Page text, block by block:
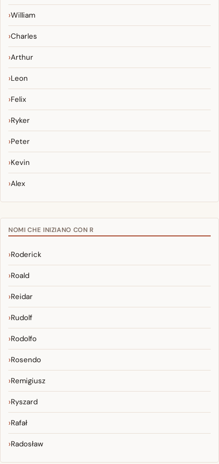
William
Charles
Arthur
Leon
Felix
Ryker
Peter
Kevin
Alex
NOMI CHE INIZIANO CON R
Roderick
Roald
Reidar
Rudolf
Rodolfo
Rosendo
Remigiusz
Ryszard
Rafał
Radosław